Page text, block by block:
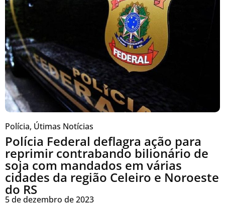
Polícia, Útimas Notícias
Polícia Federal deflagra ação para
reprimir contrabando bilionário de
soja com mandados em várias
cidades da região Celeiro e Noroeste
do RS
5 de dezembro de 2023